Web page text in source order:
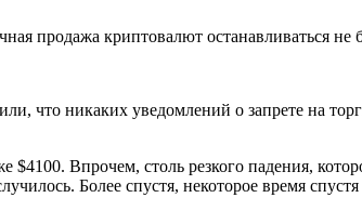
продажа криптовалют останавливаться не
что никаких уведомлений о запрете на
$4100. Впрочем, столь резкого падения,
Более спустя, некоторое время